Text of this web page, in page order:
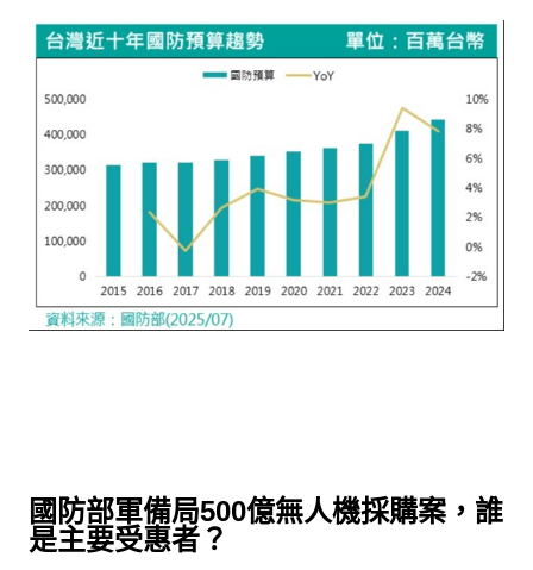
國防部軍備局500億無人機採購案，誰
是主要受惠者？